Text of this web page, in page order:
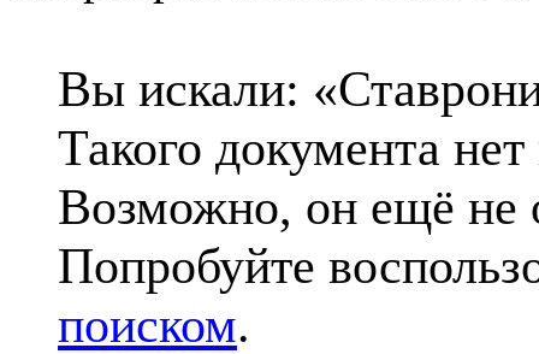
Вы искали:
Такого документа
Возможно, он ещё не
Попробуйте
поиском.